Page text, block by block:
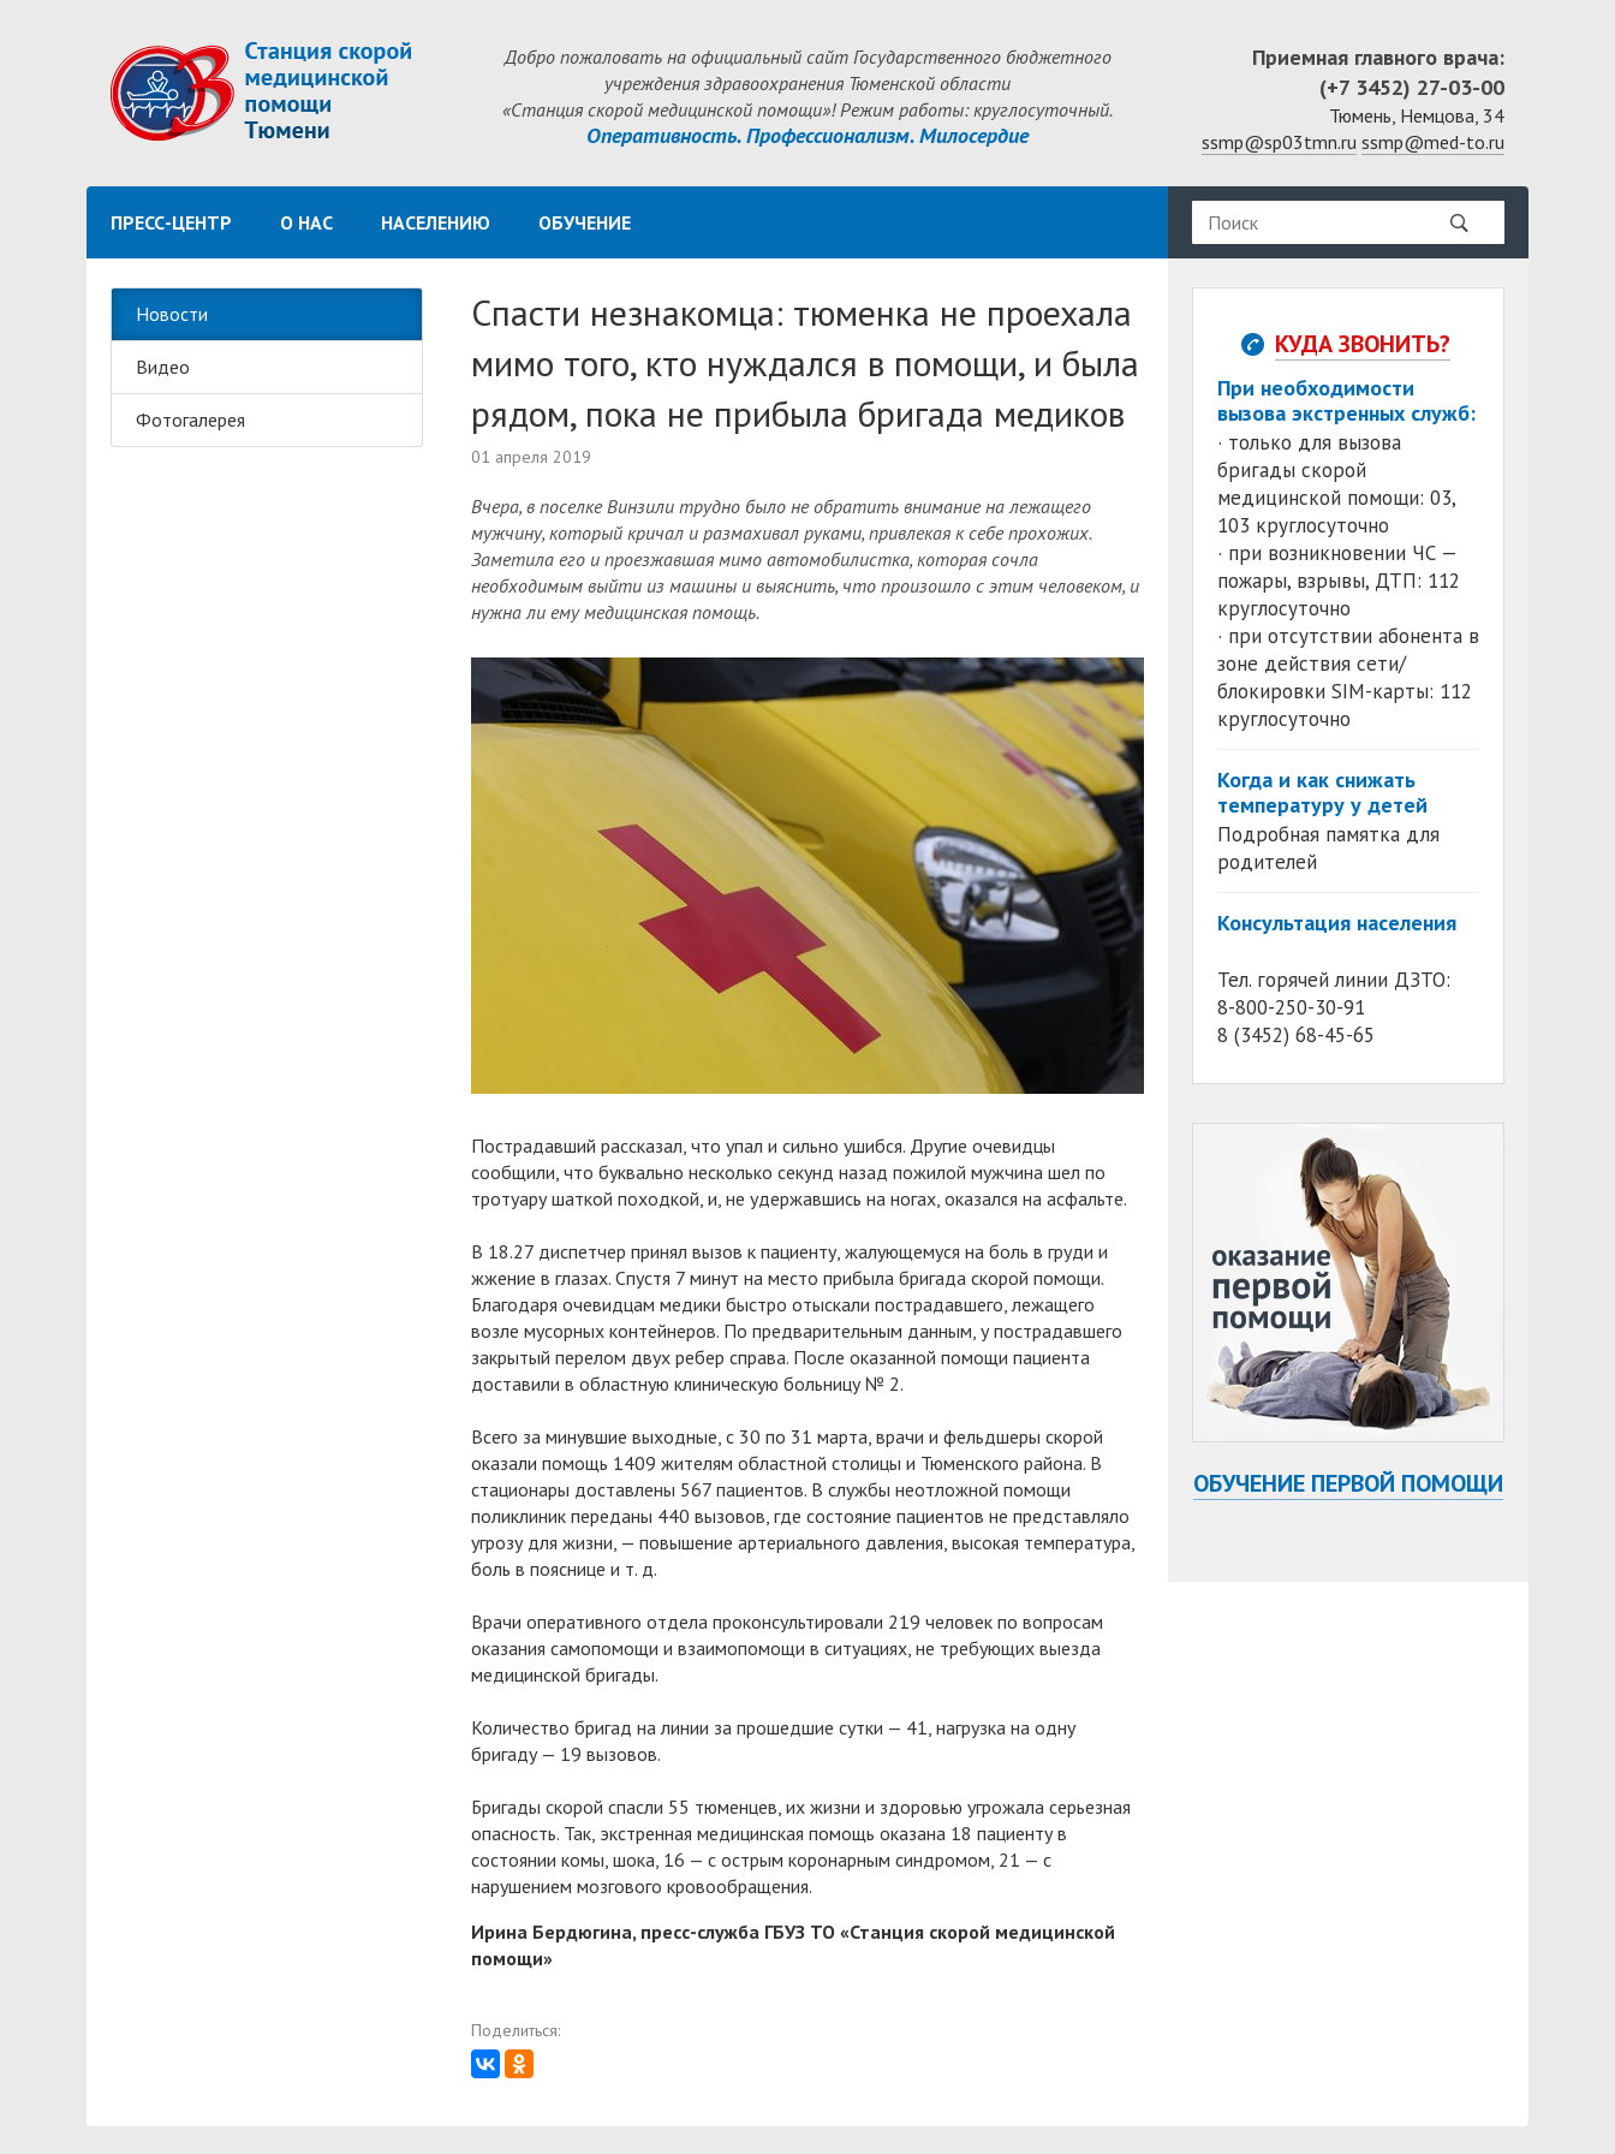
Добро пожаловать на официальный сайт Государственного бюджетного
учреждения здравоохранения Тюменской области
«Станция скорой медицинской помощи»! Режим работы: круглосуточный.
Оперативность. Профессионализм. Милосердие
Приемная главного врача:
(+7 3452) 27-03-00
Тюмень, Немцова, 34
ssmp@sp03tmn.ru ssmp@med-to.ru
ПРЕСС-ЦЕНТР О НАС НАСЕЛЕНИЮ ОБУЧЕНИЕ
Новости
Видео
Фотогалерея
Спасти незнакомца: тюменка не проехала
мимо того, кто нуждался в помощи, и была
рядом, пока не прибыла бригада медиков
01 апреля 2019
Вчера, в поселке Винзили трудно было не обратить внимание на лежащего
мужчину, который кричал и размахивал руками, привлекая к себе прохожих.
Заметила его и проезжавшая мимо автомобилистка, которая сочла
необходимым выйти из машины и выяснить, что произошло с этим человеком, и
нужна ли ему медицинская помощь.
Пострадавший рассказал, что упал и сильно ушибся. Другие очевидцы
сообщили, что буквально несколько секунд назад пожилой мужчина шел по
тротуару шаткой походкой, и, не удержавшись на ногах, оказался на асфальте.
В 18.27 диспетчер принял вызов к пациенту, жалующемуся на боль в груди и
жжение в глазах. Спустя 7 минут на место прибыла бригада скорой помощи.
Благодаря очевидцам медики быстро отыскали пострадавшего, лежащего
возле мусорных контейнеров. По предварительным данным, у пострадавшего
закрытый перелом двух ребер справа. После оказанной помощи пациента
доставили в областную клиническую больницу № 2.
Всего за минувшие выходные, с 30 по 31 марта, врачи и фельдшеры скорой
оказали помощь 1409 жителям областной столицы и Тюменского района. В
стационары доставлены 567 пациентов. В службы неотложной помощи
поликлиник переданы 440 вызовов, где состояние пациентов не представляло
угрозу для жизни, — повышение артериального давления, высокая температура,
боль в пояснице и т. д.
Врачи оперативного отдела проконсультировали 219 человек по вопросам
оказания самопомощи и взаимопомощи в ситуациях, не требующих выезда
медицинской бригады.
Количество бригад на линии за прошедшие сутки — 41, нагрузка на одну
бригаду — 19 вызовов.
Бригады скорой спасли 55 тюменцев, их жизни и здоровью угрожала серьезная
опасность. Так, экстренная медицинская помощь оказана 18 пациенту в
состоянии комы, шока, 16 — с острым коронарным синдромом, 21 — с
нарушением мозгового кровообращения.
Ирина Бердюгина, пресс-служба ГБУЗ ТО «Станция скорой медицинской
помощи»
Поделиться:
КУДА ЗВОНИТЬ?
При необходимости
вызова экстренных служб:
· только для вызова
бригады скорой
медицинской помощи: 03,
103 круглосуточно
· при возникновении ЧС —
пожары, взрывы, ДТП: 112
круглосуточно
· при отсутствии абонента в
зоне действия сети/
блокировки SIM-карты: 112
круглосуточно
Когда и как снижать
температуру у детей
Подробная памятка для
родителей
Консультация населения
Тел. горячей линии ДЗТО:
8-800-250-30-91
8 (3452) 68-45-65
ОБУЧЕНИЕ ПЕРВОЙ ПОМОЩИ